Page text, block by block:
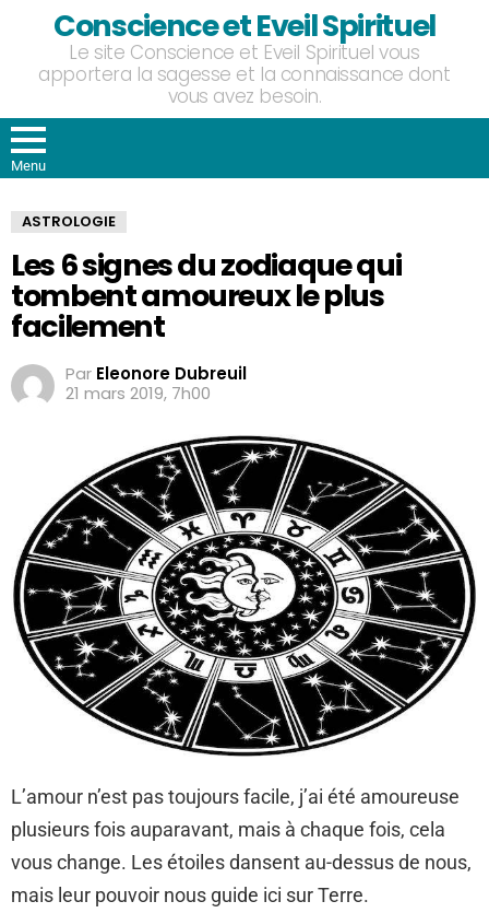
Conscience et Eveil Spirituel
Le site Conscience et Eveil Spirituel vous
apportera la sagesse et la connaissance dont
vous avez besoin.
Menu
ASTROLOGIE
Les 6 signes du zodiaque qui
tombent amoureux le plus
facilement
Par Eleonore Dubreuil
21 mars 2019, 7h00
L’amour n’est pas toujours facile, j’ai été amoureuse
plusieurs fois auparavant, mais à chaque fois, cela
vous change. Les étoiles dansent au-dessus de nous,
mais leur pouvoir nous guide ici sur Terre.